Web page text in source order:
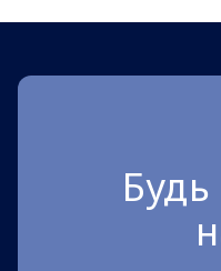
Будь